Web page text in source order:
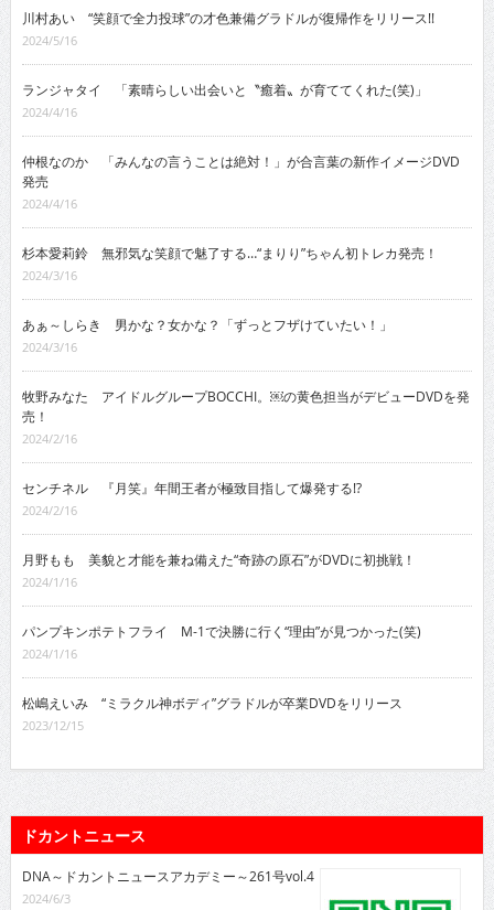
川村あい “笑顔で全力投球”の才色兼備グラドルが復帰作をリリース!!
2024/5/16
ランジャタイ 「素晴らしい出会いと〝癒着〟が育ててくれた(笑)」
2024/4/16
仲根なのか 「みんなの言うことは絶対！」が合言葉の新作イメージDVD
発売
2024/4/16
杉本愛莉鈴 無邪気な笑顔で魅了する…“まりり”ちゃん初トレカ発売！
2024/3/16
あぁ～しらき 男かな？女かな？「ずっとフザけていたい！」
2024/3/16
牧野みなた アイドルグループBOCCHI。￼の黄色担当がデビューDVDを発
売！
2024/2/16
センチネル 『月笑』年間王者が極致目指して爆発する!?
2024/2/16
月野もも 美貌と才能を兼ね備えた“奇跡の原石”がDVDに初挑戦！
2024/1/16
パンプキンポテトフライ M-1で決勝に行く“理由”が見つかった(笑)
2024/1/16
松嶋えいみ “ミラクル神ボディ”グラドルが卒業DVDをリリース
2023/12/15
ドカントニュース
DNA～ドカントニュースアカデミー～261号vol.4
2024/6/3